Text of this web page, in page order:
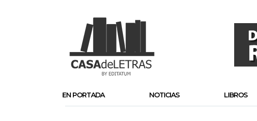
EN PORTADA NOTICIAS LIBROS